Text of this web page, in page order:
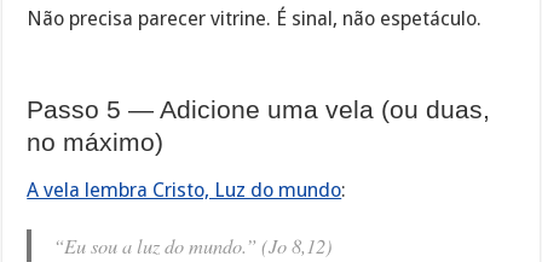
Não precisa parecer vitrine. É sinal, não espetáculo.
Passo 5 — Adicione uma vela (ou duas,
no máximo)
A vela lembra Cristo, Luz do mundo:
“Eu sou a luz do mundo.” (Jo 8,12)